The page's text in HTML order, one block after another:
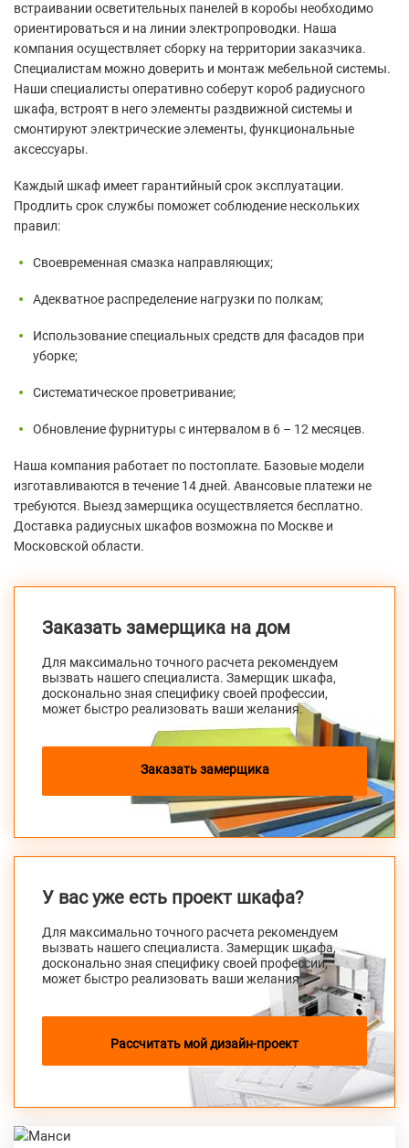
встраивании осветительных панелей в коробы необходимо
ориентироваться и на линии электропроводки. Наша
компания осуществляет сборку на территории заказчика.
Специалистам можно доверить и монтаж мебельной системы.
Наши специалисты оперативно соберут короб радиусного
шкафа, встроят в него элементы раздвижной системы и
смонтируют электрические элементы, функциональные
аксессуары.
Каждый шкаф имеет гарантийный срок эксплуатации.
Продлить срок службы поможет соблюдение нескольких
правил:
Своевременная смазка направляющих;
Адекватное распределение нагрузки по полкам;
Использование специальных средств для фасадов при
уборке;
Систематическое проветривание;
Обновление фурнитуры с интервалом в 6 – 12 месяцев.
Наша компания работает по постоплате. Базовые модели
изготавливаются в течение 14 дней. Авансовые платежи не
требуются. Выезд замерщика осуществляется бесплатно.
Доставка радиусных шкафов возможна по Москве и
Московской области.
Заказать замерщика на дом
Для максимально точного расчета рекомендуем
вызвать нашего специалиста. Замерщик шкафа,
досконально зная специфику своей профессии,
может быстро реализовать ваши желания.
Заказать замерщика
У вас уже есть проект шкафа?
Для максимально точного расчета рекомендуем
вызвать нашего специалиста. Замерщик шкафа,
досконально зная специфику своей профессии,
может быстро реализовать ваши желания.
Рассчитать мой дизайн-проект